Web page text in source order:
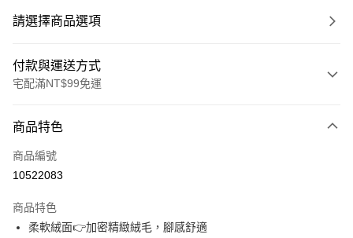
請選擇商品選項
付款與運送方式
宅配滿NT$99免運
信用卡一次付款
信用卡分期付款
合作金庫商業銀行
華南商業銀行
彰化商業銀行
超商取貨付款
商品特色
商品編號
10522083
商品特色
柔軟絨面👉加密精緻絨毛，腳感舒適